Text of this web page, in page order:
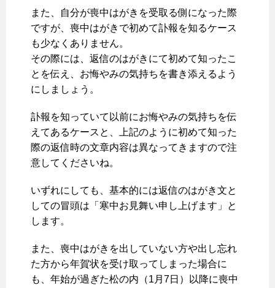
また、自分が喪中はがきを受取る側になった際
ですが、喪中はがきで初めて訃報を知るケース
も少なくありません。
その際には、返信のはがきにて初めて知ったこ
とを伝え、お悔やみの気持ちを書き添えるよう
にしましょう。
訃報を知っていて以前にお悔やみの気持ちを伝
えてあるケースと、上記のように初めて知った
際の返信時の文章内容は異なってきますので注
意してくださいね。
いずれにしても、基本的には返信のはがき文と
しての冒頭は「寒中お見舞い申し上げます」と
します。
また、喪中はがきを出していない方や出し忘れ
た方から年賀状を受け取ってしまった場合に
も、年始が過ぎた松の内（1月7日）以降に喪中